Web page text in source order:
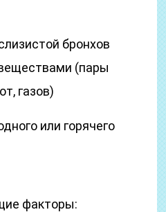
бронхов
(пары
газов)
или горячего
факторы: